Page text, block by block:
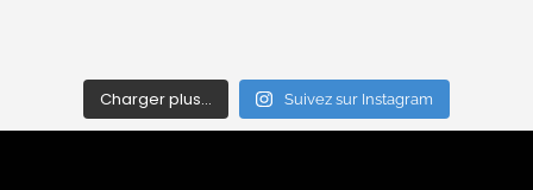
Charger plus… Suivez sur Instagram